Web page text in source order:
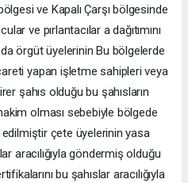
ve Kapalı Çarşı bölgesinde
ve pırlantacılar a dağıtımını
örgüt üyelerinin Bu bölgelerde
yapan işletme sahipleri veya
şahıs olduğu bu şahısların
olması sebebiyle bölgede
çete üyelerinin yasa
aracılığıyla göndermiş olduğu
bu şahıslar aracılığıyla